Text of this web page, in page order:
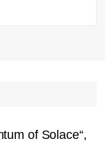
of Solace“,